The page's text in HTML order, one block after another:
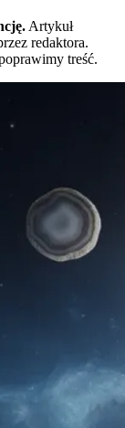
Artykuł
redaktora.
treść.